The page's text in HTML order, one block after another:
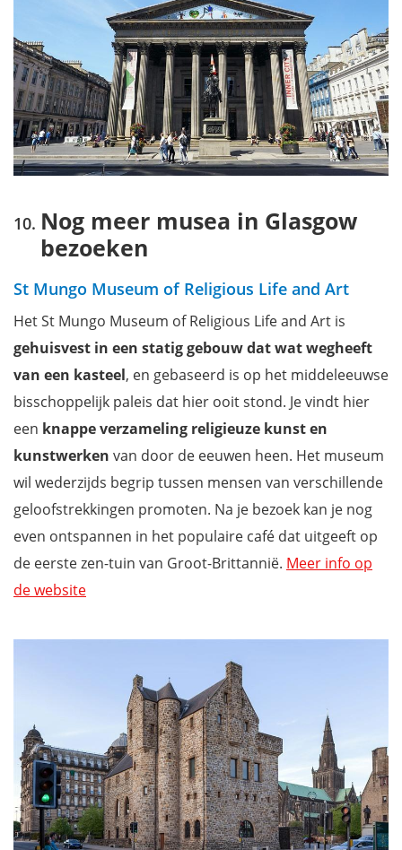
Nog meer musea in Glasgow
bezoeken
St Mungo Museum of Religious Life and Art
Het St Mungo Museum of Religious Life and Art is
gehuisvest in een statig gebouw dat wat wegheeft
van een kasteel, en gebaseerd is op het middeleeuwse
bisschoppelijk paleis dat hier ooit stond. Je vindt hier
een knappe verzameling religieuze kunst en
kunstwerken van door de eeuwen heen. Het museum
wil wederzijds begrip tussen mensen van verschillende
geloofstrekkingen promoten. Na je bezoek kan je nog
even ontspannen in het populaire café dat uitgeeft op
de eerste zen-tuin van Groot-Brittannië. Meer info op
de website